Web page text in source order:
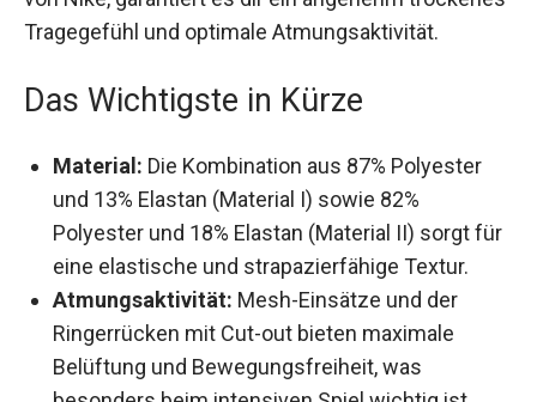
trockenes Tragegefühl und optimale
Atmungsaktivität.
Das Wichtigste in Kürze
Material: Die Kombination aus 87% Polyester
und 13% Elastan (Material I) sowie 82%
Polyester und 18% Elastan (Material II) sorgt
für eine elastische und strapazierfähige
Textur.
Atmungsaktivität: Mesh-Einsätze und der
Ringerrücken mit Cut-out bieten maximale